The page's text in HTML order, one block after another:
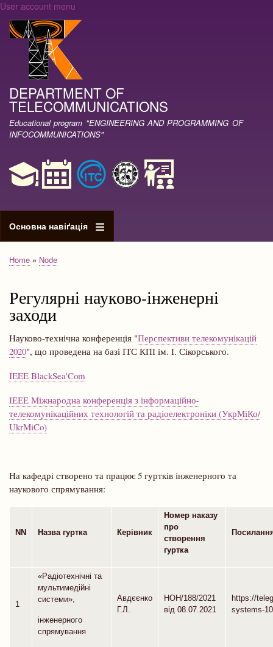
User account menu
DEPARTMENT OF
TELECOMMUNICATIONS
Educational program "ENGINEERING AND PROGRAMMING OF
INFOCOMMUNICATIONS"
Основна навіґація
Breadcrumb
Home Node
Регулярні науково-інженерні
заходи
Науково-технічна конференція "Перспективи телекомунікацій
2020", що проведена на базі ІТС КПІ ім. І. Сікорського.
IEEE BlackSea'Com
ІЕЕЕ Міжнародна конференція з інформаційно-
телекомунікаційних технологій та радіоелектроніки (УкрМіКо/
UkrMiCo)
На кафедрі створено та працює 5 гуртків інженерного та
наукового спрямування:
NN Назва гуртка Керівник
Номер наказу
про
створення
гуртка
1
«Радіотехнічні та
мультимедійні
системи»,
інженерного
спрямування
Авдєєнко
Г.Л.
НОН/188/2021
від 08.07.2021
https://
systems-